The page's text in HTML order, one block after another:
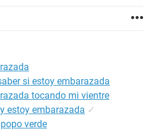
si estoy embarazada
tocando mi vientre
estoy embarazada ✓
verde